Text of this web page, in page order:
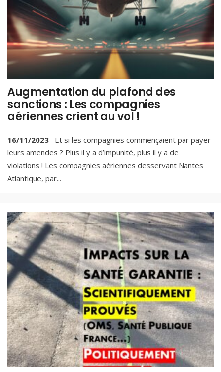
Augmentation du plafond des
sanctions : Les compagnies
aériennes crient au vol !
16/11/2023
Et si les compagnies commençaient par payer
leurs amendes ? Plus il y a d’impunité, plus il y a de
violations ! Les compagnies aériennes desservant Nantes
Atlantique, par...